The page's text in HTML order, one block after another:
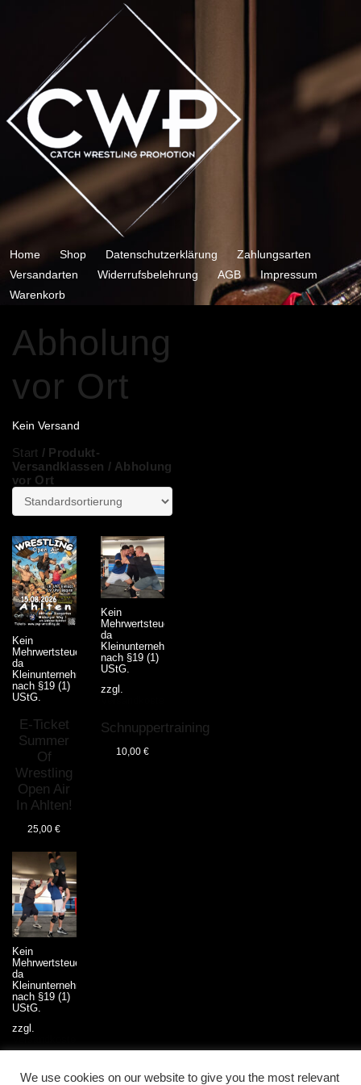
Home Shop Datenschutzerklärung
Zahlungsarten
Versandarten
Widerrufsbelehrung AGB
Impressum
Warenkorb
Abholung
vor Ort
Kein Versand
Start / Produkt-
Versandklassen / Abholung
vor Ort
Kein
Mehrwertsteuerausweis,
da
Kleinunternehmer
nach §19 (1)
UStG.
E-Ticket
Summer
Of
Wrestling
Open Air
In Ahlten!
25,00€
Kein
Mehrwertsteuerausweis,
da
Kleinunternehmer
nach §19 (1)
UStG.
zzgl.
Schnuppertraining
10,00€
Kein
Mehrwertsteuerausweis,
da
Kleinunternehmer
nach §19 (1)
UStG.
zzgl.
We use cookies on our website to give you the most relevant